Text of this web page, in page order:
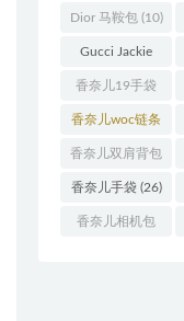
(70)
Dior 马鞍包(10)
Gucci Jackie
(11)
香奈儿19手袋
(27)
香奈儿woc链条
包 (11)
香奈儿双肩背包
(13)
香奈儿手袋(26)
香奈儿相机包